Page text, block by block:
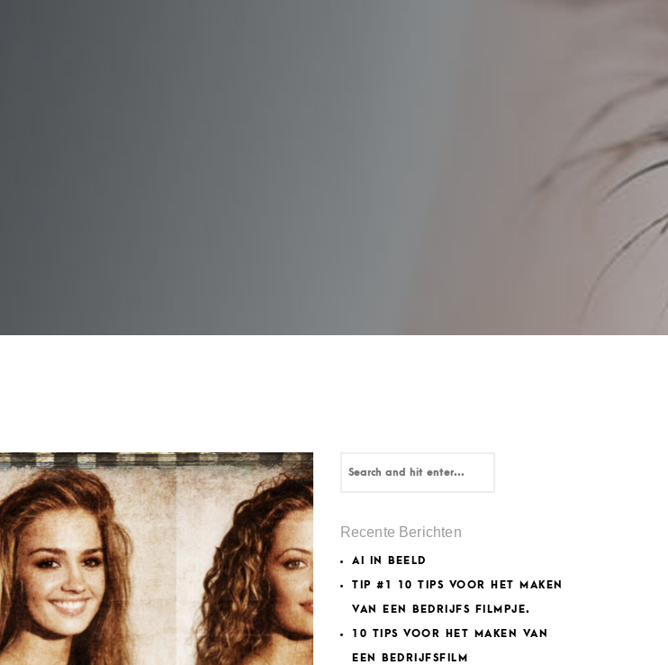
Recente Berichten
AI IN BEELD
TIP #1 10 TIPS VOOR HET MAKEN
VAN EEN BEDRIJFS FILMPJE.
10 TIPS VOOR HET MAKEN VAN
EEN BEDRIJFSFILM